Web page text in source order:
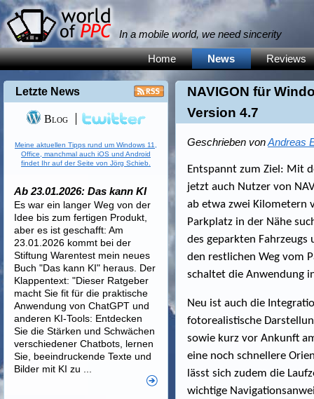
In a mobile world, we need sincerity
Home News Reviews
NAVIGON für
Version 4.7
Geschrieben vonAndreas
Entspannt zum Ziel: Mit
jetzt auch Nutzer von
ab etwa zwei Kilometern
Parkplatz in der Nähe
des geparkten
den restlichen Weg vom
schaltet die Anwendung
Neu ist auch die
fotorealistische
sowie kurz vor Ankunft
eine noch schnellere
lässt sich zudem die
wichtige
Letzte News
Blog
Meine aktuellen Tipps rund um Windows 11,
Office, manchmal auch iOS und Android
findet Ihr auf der Seite von Jörg Schieb.
Ab 23.01.2026: Das kann KI
Es war ein langer Weg von der
Idee bis zum fertigen Produkt,
aber es ist geschafft: Am
23.01.2026 kommt bei der
Stiftung Warentest mein neues
Buch "Das kann KI" heraus. Der
Klappentext: "Dieser Ratgeber
macht Sie fit für die praktische
Anwendung von ChatGPT und
anderen KI-Tools: Entdecken
Sie die Stärken und Schwächen
verschiedener Chatbots, lernen
Sie, beeindruckende Texte und
Bilder mit KI zu ...